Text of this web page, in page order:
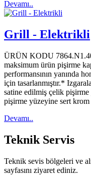
Devamı..
Grill - Elektrikli
ÜRÜN KODU
maksimum ürün pişirme
performansının yanında
için tasarlanmıştır.*
satine edilmiş çelik
pişirme yüzeyine sert
Devamı..
Teknik Servis
Teknik sevis bölgeleri ve
sayfasını ziyaret ediniz.